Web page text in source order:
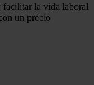
facilitar la vida laboral
un precio